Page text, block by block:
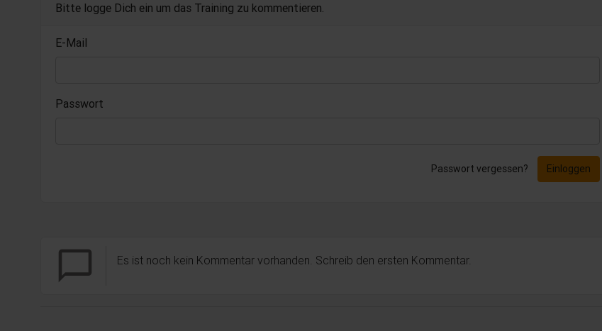
Bitte logge Dich ein um das Training zu kommentieren.
E-Mail
Passwort
Passwort vergessen? Einloggen
chat_bubble_outline Es ist noch kein Kommentar vorhanden. Schreib den ersten Kommentar.